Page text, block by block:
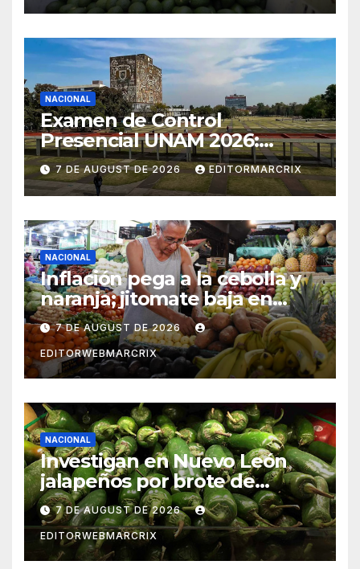
NACIONAL
Examen de Control
Presencial UNAM 2026:
aspirantes ya pueden
consultar fecha, sede y
horario
7 DE AUGUST DE 2026 EDITORMARCRIX
NACIONAL
Inflación pega a la cebolla y
naranja; jitomate baja en
México
7 DE AUGUST DE 2026
EDITORWEBMARCRIX
NACIONAL
Investigan en Nuevo León
jalapeños por brote de
salmonela en Estados Unidos
7 DE AUGUST DE 2026
EDITORWEBMARCRIX